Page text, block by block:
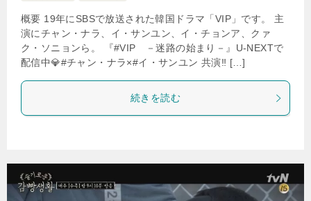
概要 19年にSBSで放送された韓国ドラマ「VIP」です。 主
演にチャン・ナラ、イ・サンユン、イ・チョンア、クァ
ク・ソニョンら。 『#VIP －迷路の始まり－』U-NEXTで
配信中💎#チャン・ナラ×#イ・サンユン 共演‼ […]
続きを読む